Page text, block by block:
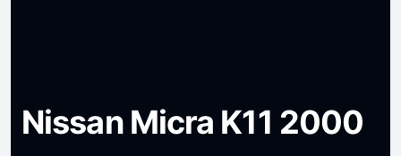
Nissan Micra K11 2000